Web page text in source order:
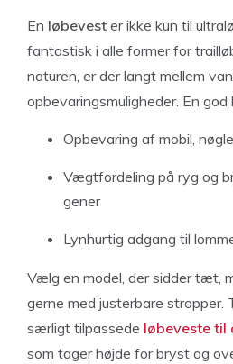
En løbevest er ikke kun til
fantastisk i alle former for
naturen, er der langt mellem
opbevaringsmuligheder. En
Opbevaring af mobil,
Vægtfordeling på ryg og
gener
Lynhurtig adgang til
Vælg en model, der sidder tæt,
gerne med justerbare stropper.
særligt tilpassede løbeveste til
som tager højde for bryst og